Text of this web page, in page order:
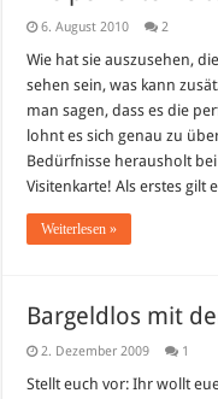
6. August 2010 2
Wie hat sie auszusehen,
sehen sein, was kann
man sagen, dass es die
lohnt es sich genau zu
Bedürfnisse herausholt
Visitenkarte! Als erstes
Weiterlesen »
Bargeldlos mit
2. Dezember 2009 1
Stellt euch vor: Ihr wollt